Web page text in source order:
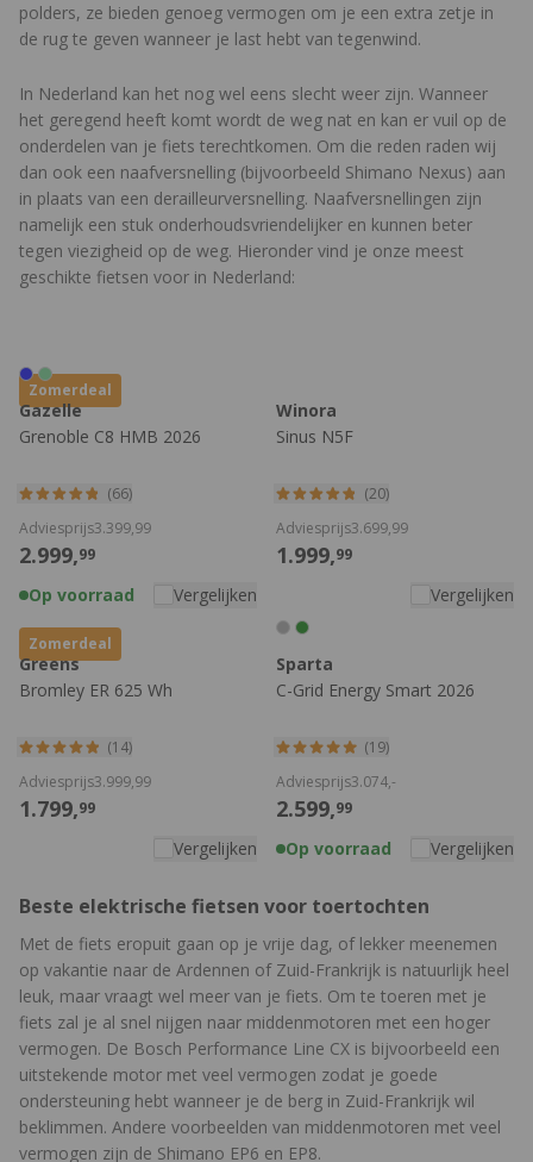
polders, ze bieden genoeg vermogen om je een extra zetje in
de rug te geven wanneer je last hebt van tegenwind.
In Nederland kan het nog wel eens slecht weer zijn. Wanneer
het geregend heeft komt wordt de weg nat en kan er vuil op de
onderdelen van je fiets terechtkomen. Om die reden raden wij
dan ook een naafversnelling (bijvoorbeeld Shimano Nexus) aan
in plaats van een derailleurversnelling. Naafversnellingen zijn
namelijk een stuk onderhoudsvriendelijker en kunnen beter
tegen viezigheid op de weg. Hieronder vind je onze meest
geschikte fietsen voor in Nederland:
Zomerdeal
Gazelle
Grenoble C8 HMB 2026
(66)
2.999,99
Adviesprijs3.399,99
Op voorraad Vergelijken
Winora
Sinus N5F
(20)
1.999,99
Adviesprijs3.699,99
Vergelijken
Zomerdeal
Greens
Bromley ER 625 Wh
(14)
1.799,99
Adviesprijs3.999,99
Vergelijken
Sparta
C-Grid Energy Smart 2026
(19)
2.599,99
Adviesprijs3.074,-
Op voorraad Vergelijken
Beste elektrische fietsen voor toertochten
Met de fiets eropuit gaan op je vrije dag, of lekker meenemen
op vakantie naar de Ardennen of Zuid-Frankrijk is natuurlijk heel
leuk, maar vraagt wel meer van je fiets. Om te toeren met je
fiets zal je al snel nijgen naar middenmotoren met een hoger
vermogen. De Bosch Performance Line CX is bijvoorbeeld een
uitstekende motor met veel vermogen zodat je goede
ondersteuning hebt wanneer je de berg in Zuid-Frankrijk wil
beklimmen. Andere voorbeelden van middenmotoren met veel
vermogen zijn de Shimano EP6 en EP8.